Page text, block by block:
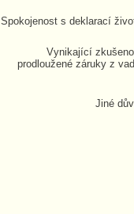
Spokojenost s deklarací
Vynikající
prodloužené záruky z
Jiné